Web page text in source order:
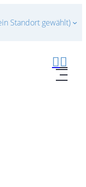
Standort gewählt)